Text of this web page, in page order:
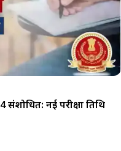
नई परीक्षा तिथि